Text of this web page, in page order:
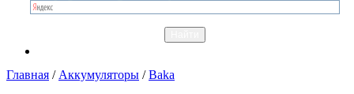
Главная / Аккумуляторы /Baka